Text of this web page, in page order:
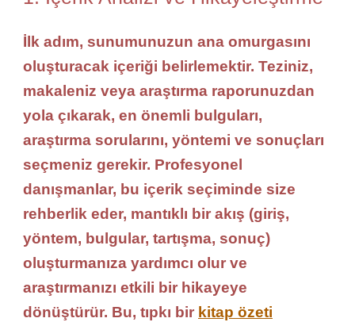
İlk adım, sunumunuzun ana omurgasını
oluşturacak içeriği belirlemektir. Teziniz,
makaleniz veya araştırma raporunuzdan
yola çıkarak, en önemli bulguları,
araştırma sorularını, yöntemi ve sonuçları
seçmeniz gerekir. Profesyonel
danışmanlar, bu içerik seçiminde size
rehberlik eder, mantıklı bir akış (giriş,
yöntem, bulgular, tartışma, sonuç)
oluşturmanıza yardımcı olur ve
araştırmanızı etkili bir hikayeye
dönüştürür. Bu, tıpkı bir kitap özeti